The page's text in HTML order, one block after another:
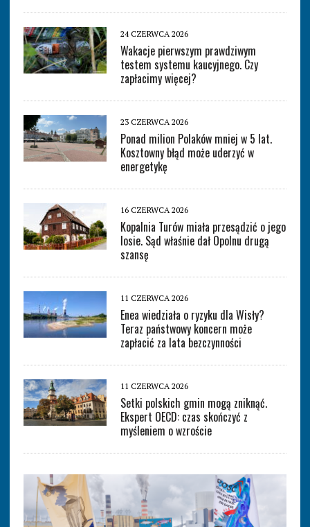
24 CZERWCA 2026
Wakacje pierwszym prawdziwym
testem systemu kaucyjnego. Czy
zapłacimy więcej?
23 CZERWCA 2026
Ponad milion Polaków mniej w 5 lat.
Kosztowny błąd może uderzyć w
energetykę
16 CZERWCA 2026
Kopalnia Turów miała przesądzić o jego
losie. Sąd właśnie dał Opolnu drugą
szansę
11 CZERWCA 2026
Enea wiedziała o ryzyku dla Wisły?
Teraz państwowy koncern może
zapłacić za lata bezczynności
11 CZERWCA 2026
Setki polskich gmin mogą zniknąć.
Ekspert OECD: czas skończyć z
myśleniem o wzroście